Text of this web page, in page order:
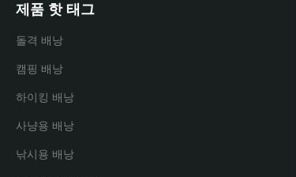
제품 핫 태그
돌격 배낭
캠핑 배낭
하이킹 배낭
사냥용 배낭
낚시용 배낭